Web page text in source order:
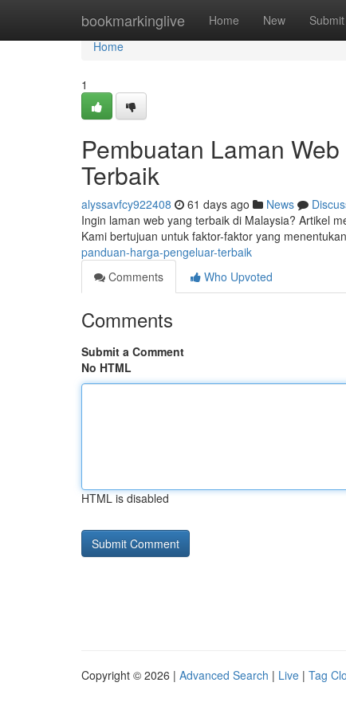
bookmarkinglive Home New Submit
Home
Home
1
Pembuatan Laman
Terbaik
alyssavfcy922408 61 days ago News
Ingin laman web yang terbaik di Malaysia? Artikel
Kami bertujuan untuk faktor-faktor yang
panduan-harga-pengeluar-terbaik
Comments
Who Upvoted
Comments
Submit a Comment
No HTML
HTML is disabled
Copyright © 2026 | Advanced Search | Live | Tag